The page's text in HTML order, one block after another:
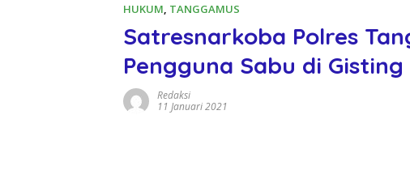
HUKUM, TANGGAMUS
Satresnarkoba Polres
Pengguna Sabu di Gisting
Redaksi
11 Januari 2021